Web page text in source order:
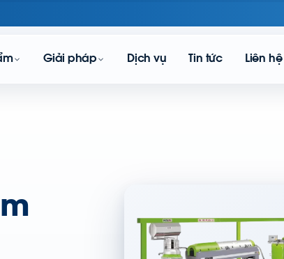
Giải pháp Dịch vụ Tin tức Liên hệ